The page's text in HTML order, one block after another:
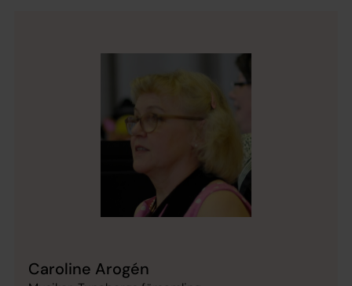
Caroline Arogén